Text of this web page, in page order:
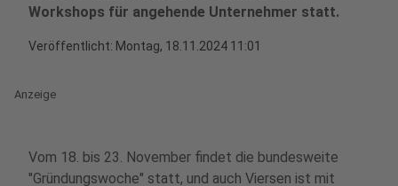
Workshops für angehende Unternehmer statt.
Veröffentlicht: Montag, 18.11.2024 11:01
Anzeige
Vom 18. bis 23. November findet die bundesweite
"Gründungswoche" statt, und auch Viersen ist mit